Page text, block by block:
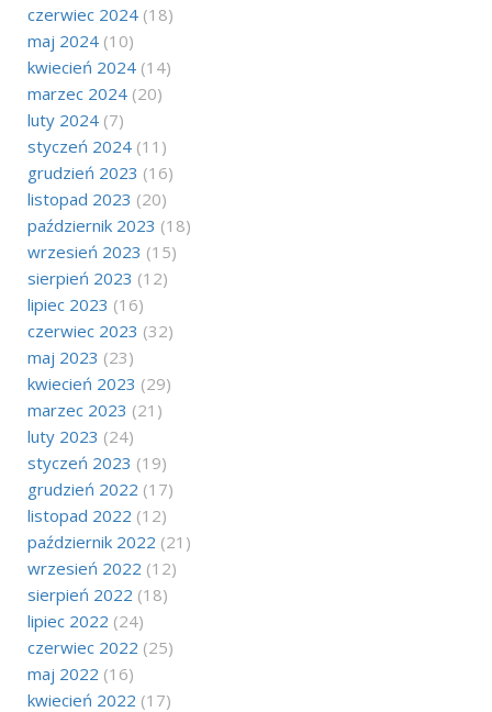
czerwiec 2024 (18)
maj 2024 (10)
kwiecień 2024 (14)
marzec 2024 (20)
luty 2024 (7)
styczeń 2024 (11)
grudzień 2023 (16)
listopad 2023 (20)
październik 2023 (18)
wrzesień 2023 (15)
sierpień 2023 (12)
lipiec 2023 (16)
czerwiec 2023 (32)
maj 2023 (23)
kwiecień 2023 (29)
marzec 2023 (21)
luty 2023 (24)
styczeń 2023 (19)
grudzień 2022 (17)
listopad 2022 (12)
październik 2022 (21)
wrzesień 2022 (12)
sierpień 2022 (18)
lipiec 2022 (24)
czerwiec 2022 (25)
maj 2022 (16)
kwiecień 2022 (17)